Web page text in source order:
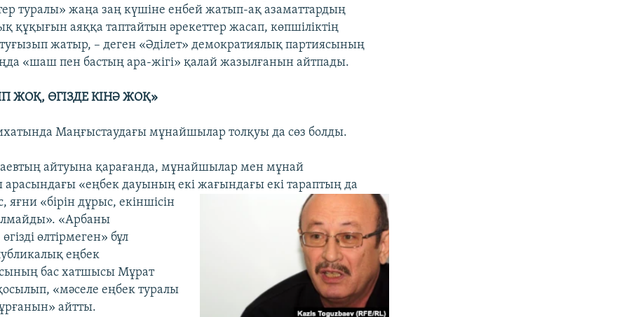
туралы» жаңа заң күшіне енбей жатып-ақ азаматтардың
құқығын аяққа таптайтын әрекеттер жасап, көпшіліктің
жатыр, – деген «Әділет» демократиялық партиясының
«шаш пен бастың ара-жігі» қалай жазылғанын айтпады.
ЖОҚ, ӨГІЗДЕ КІНӘ ЖОҚ»
Маңғыстаудағы мұнайшылар толқуы да сөз болды.
айтуына қарағанда, мұнайшылар мен мұнай
«еңбек дауының екі жағындағы екі тараптыңда
яғни «бірін дұрыс, екіншісін
«Арбаны
өлтірмеген» бұл
еңбек
бас хатшысы Мұрат
«мәселе еңбек туралы
айтты.